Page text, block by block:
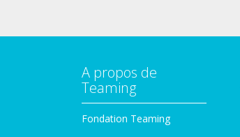
A propos de
Teaming
Fondation Teaming